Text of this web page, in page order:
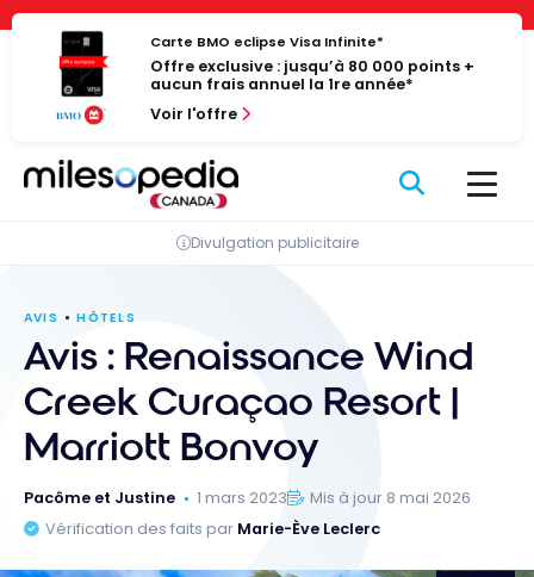
Panneau de gestion des cookies
Passer
contenu
Carte BMO eclipse Visa Infinite*
Offre exclusive : jusqu’à 80 000 points +
aucun frais annuel la 1re année*
Voir l'offre
Divulgation publicitaire
AVIS HÔTELS
Avis : Renaissance Wind
Creek Curaçao Resort |
Marriott Bonvoy
Pacôme et Justine 1 mars 2023
Mis à jour 8 mai 2026
Vérification des faits par Marie-Ève Leclerc